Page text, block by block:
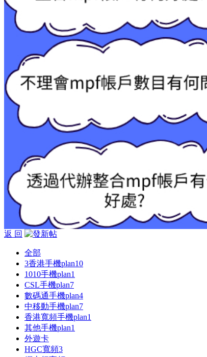
返 回
全部
3香港手機plan10
1010手機plan1
CSL手機plan7
數碼通手機plan4
中移動手機plan7
香港寬頻手機plan1
其他手機plan1
外遊卡
HGC寬頻3